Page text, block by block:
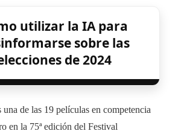
utilizar la IA para
sobre las
de 2024
de las 19 películas en competencia
en la 75ª edición del Festival